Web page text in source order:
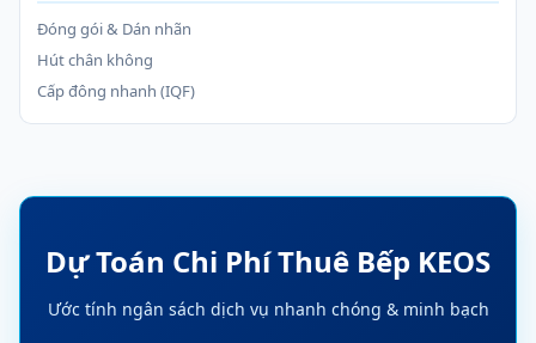
Đóng gói & Dán nhãn
Hút chân không
Cấp đông nhanh (IQF)
Dự Toán Chi Phí Thuê Bếp KEOS
Ước tính ngân sách dịch vụ nhanh chóng & minh bạch